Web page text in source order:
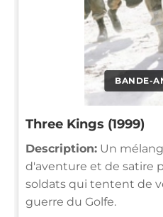
BANDE-
Three Kings (1999)
Description: Un
d'aventure et de satire
soldats qui tentent de
guerre du Golfe.